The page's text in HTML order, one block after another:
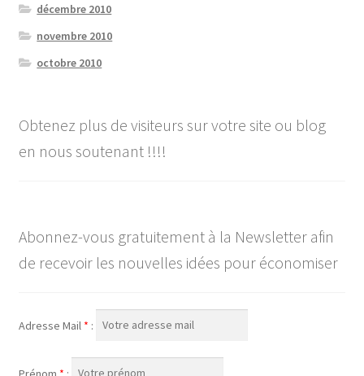
décembre 2010
novembre 2010
octobre 2010
Obtenez plus de visiteurs sur votre site ou blog
en nous soutenant !!!!
Abonnez-vous gratuitement à la Newsletter afin
de recevoir les nouvelles idées pour économiser
Adresse Mail * :